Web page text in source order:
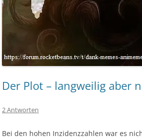
Der Plot – langweilig aber
2 Antworten
Bei den hohen Inzidenzzahlen war es